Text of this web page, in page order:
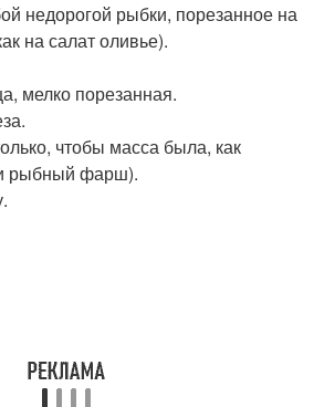
недорогой рыбки, порезанное на
на салат оливье).
мелко порезанная.
чтобы масса была, как
рыбный фарш).